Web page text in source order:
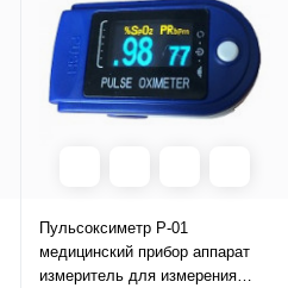
Пульсоксиметр Р-01
медицинский прибор аппарат
измеритель для измерения